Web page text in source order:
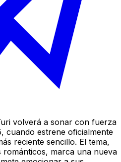
volverá a sonar con fuerza
cuando estrene oficialmente
reciente sencillo. El tema,
marca una nueva